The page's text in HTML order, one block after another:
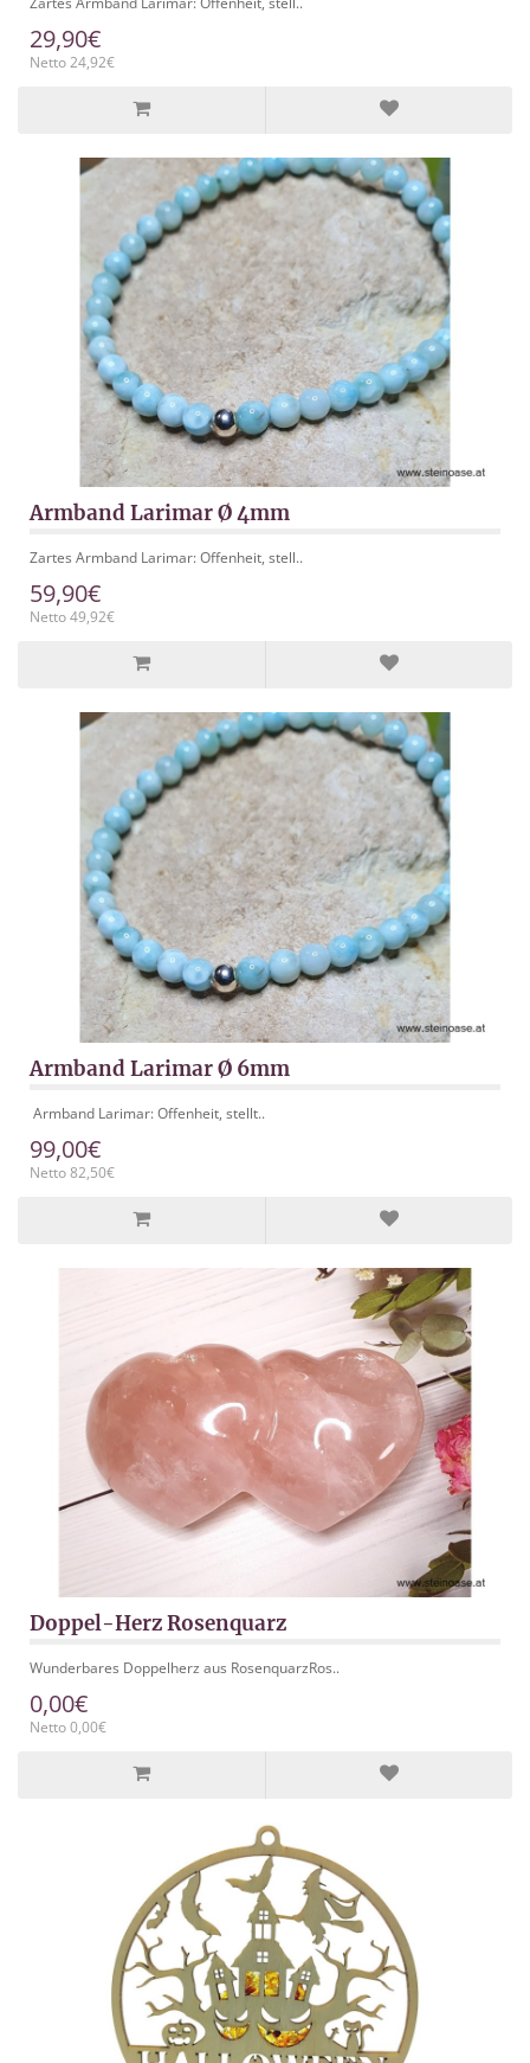
29,90€
Netto 24,92€
Armband Larimar Ø 4mm
Zartes Armband Larimar: Offenheit, stell..
59,90€
Netto 49,92€
Armband Larimar Ø 6mm
Armband Larimar: Offenheit, stellt..
99,00€
Netto 82,50€
Doppel-Herz Rosenquarz
Wunderbares Doppelherz aus RosenquarzRos..
0,00€
Netto 0,00€